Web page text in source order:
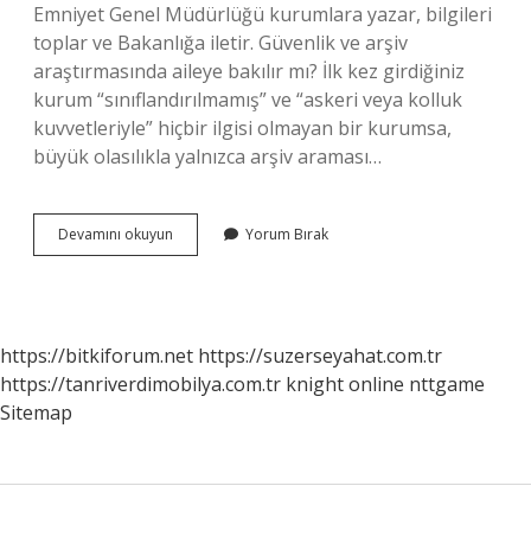
Emniyet Genel Müdürlüğü kurumlara yazar, bilgileri
toplar ve Bakanlığa iletir. Güvenlik ve arşiv
araştırmasında aileye bakılır mı? İlk kez girdiğiniz
kurum “sınıflandırılmamış” ve “askeri veya kolluk
kuvvetleriyle” hiçbir ilgisi olmayan bir kurumsa,
büyük olasılıkla yalnızca arşiv araması…
Devamını okuyun
Araştırmasını
Yorum Bırak
https://bitkiforum.net https://suzerseyahat.com.tr
https://tanriverdimobilya.com.tr knight online nttgame
Sitemap